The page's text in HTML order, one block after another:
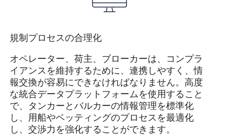
規制プロセスの合理化
オペレーター、荷主、ブローカーは、コンプラ
イアンスを維持するために、連携しやすく、情
報交換が容易にできなければなりません。高度
な統合データプラットフォームを使用すること
で、タンカーとバルカーの情報管理を標準化
し、用船やベッティングのプロセスを最適化
し、交渉力を強化することができます。